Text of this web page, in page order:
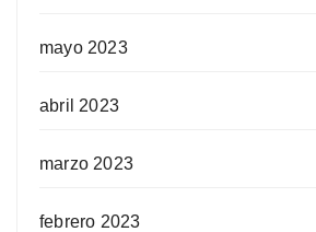
mayo 2023
abril 2023
marzo 2023
febrero 2023